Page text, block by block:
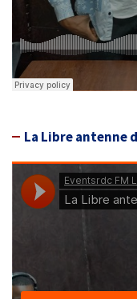
La Libre antenne